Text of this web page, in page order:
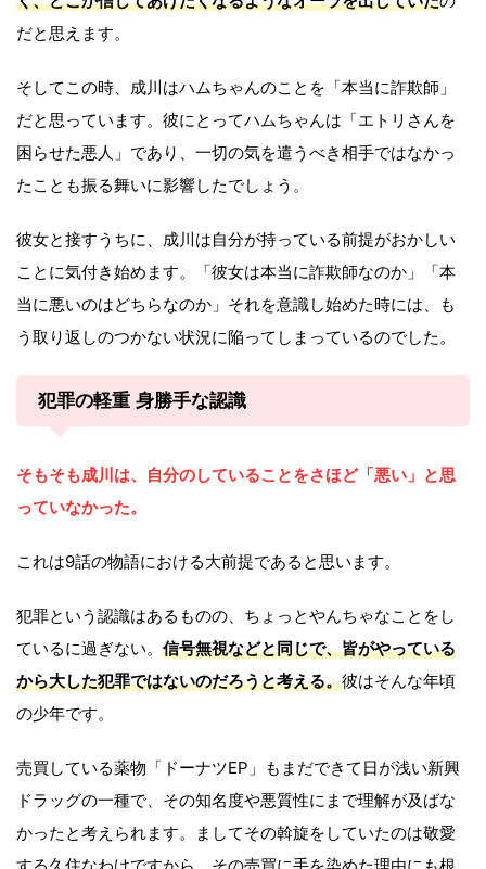
だと思えます。
そしてこの時、成川はハムちゃんのことを「本当に詐欺師」
だと思っています。彼にとってハムちゃんは「エトリさんを
困らせた悪人」であり、一切の気を遣うべき相手ではなかっ
たことも振る舞いに影響したでしょう。
彼女と接すうちに、成川は自分が持っている前提がおかしい
ことに気付き始めます。「彼女は本当に詐欺師なのか」「本
当に悪いのはどちらなのか」それを意識し始めた時には、も
う取り返しのつかない状況に陥ってしまっているのでした。
犯罪の軽重 身勝手な認識
そもそも成川は、自分のしていることをさほど「悪い」と思
っていなかった。
これは9話の物語における大前提であると思います。
犯罪という認識はあるものの、ちょっとやんちゃなことをし
ているに過ぎない。 信号無視などと同じで、皆がやっている
から大した犯罪ではないのだろうと考える。彼はそんな年頃
の少年です。
売買している薬物「ドーナツEP」もまだできて日が浅い新興
ドラッグの一種で、その知名度や悪質性にまで理解が及ばな
かったと考えられます。ましてその斡旋をしていたのは敬愛